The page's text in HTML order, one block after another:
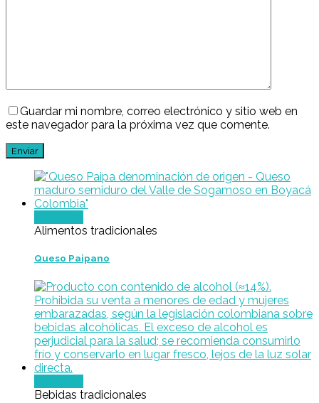
Guardar mi nombre, correo electrónico y sitio web en
este navegador para la próxima vez que comente.
Alimentos tradicionales
Queso Paipano
Bebidas tradicionales